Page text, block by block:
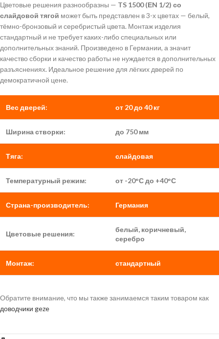
Цветовые решения разнообразны — TS 1500 (ЕN 1/2) со
слайдовой тягой может быть представлен в 3-х цветах — белый,
тёмно-бронзовый и серебристый цвета. Монтаж изделия
стандартный и не требует каких-либо специальных или
дополнительных знаний. Произведено в Германии, а значит
качество сборки и качество работы не нуждается в дополнительных
разъяснениях. Идеальное решение для лёгких дверей по
демократичной цене.
Вес дверей: от 20 до 40 кг
Ширина створки: до 750 мм
Тяга: слайдовая
Температурный режим: от -20°С до +40°С
Страна-производитель: Германия
Цветовые решения:
белый, коричневый,
серебро
Монтаж: стандартный
Обратите внимание, что мы также занимаемся таким товаром как
доводчики geze